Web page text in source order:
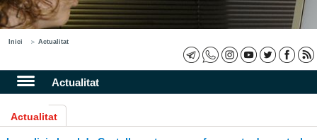
Inici Actualitat
Actualitat
Actualitat